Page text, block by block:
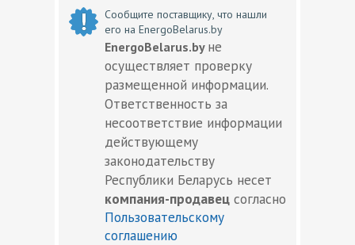
Сообщите поставщику, что нашли
его на EnergoBelarus.by
EnergoBelarus.by не
осуществляет проверку
размещенной информации.
Ответственность за
несоответствие информации
действующему
законодательству
Республики Беларусь несет
компания-продавец согласно
Пользовательскому
соглашению